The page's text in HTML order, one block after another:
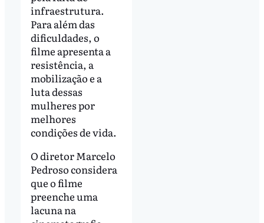
infraestrutura.
Para além das
dificuldades, o
filme apresenta a
resistência, a
mobilização e a
luta dessas
mulheres por
melhores
condições de vida.
O diretor Marcelo
Pedroso considera
que o filme
preenche uma
lacuna na